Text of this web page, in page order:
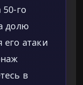
го
долю
его атаки
в